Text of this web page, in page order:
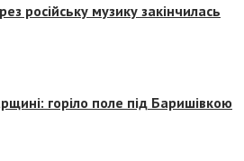
російську музику закінчилась
горіло поле під Баришівкою